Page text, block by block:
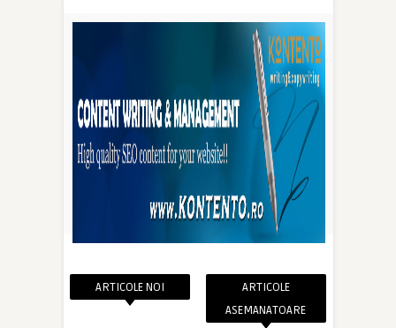
ARTICOLE NOI
ARTICOLE
ASEMANATOARE